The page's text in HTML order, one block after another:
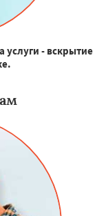
услуги - вскрытие